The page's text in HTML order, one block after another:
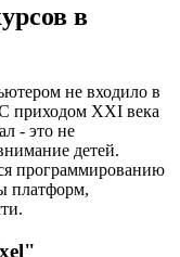
в
не входило в
приходом XXI века
- это не
детей.
программированию
платформ,